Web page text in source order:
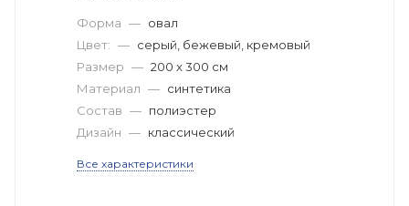
Форма — овал
Цвет: — серый, бежевый, кремовый
Размер — 200 x 300 см
Материал — синтетика
Состав — полиэстер
Дизайн — классический
Все характеристики